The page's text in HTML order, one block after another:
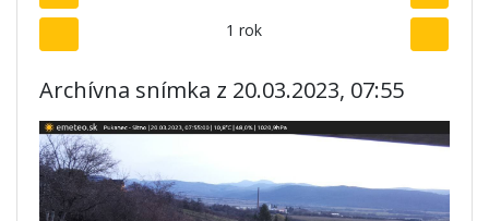
1 rok
Archívna snímka z 20.03.2023, 07:55